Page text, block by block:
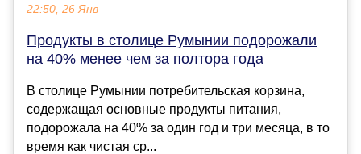
22:50, 26 Янв
Продукты в столице Румынии подорожали
на 40% менее чем за полтора года
В столице Румынии потребительская корзина,
содержащая основные продукты питания,
подорожала на 40% за один год и три месяца, в то
время как чистая ср...